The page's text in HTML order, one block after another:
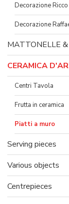
Decorazione
Decorazione
MATTONELLE
CERAMICA
Centri Tavola
Frutta in ceramica
Piatti a muro
Serving pieces
Various objects
Centrepieces